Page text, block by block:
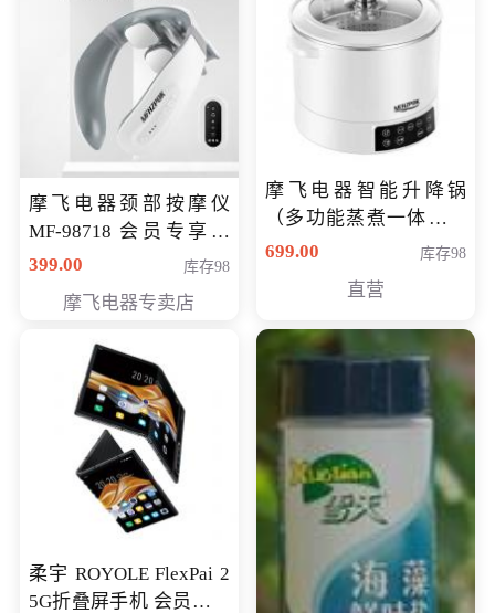
摩飞电器颈部按摩仪
MF-98718 会员专享价
299元
399.00 库存98
摩飞电器专卖店
摩飞电器智能升降锅
（多功能蒸煮一体锅）
（智能升降养生锅） 会
699.00 库存98
直营
柔宇 ROYOLE FlexPai 2
5G折叠屏手机 会员专享